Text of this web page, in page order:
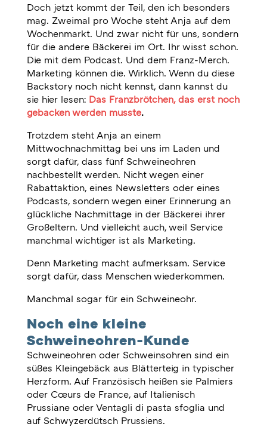
Doch jetzt kommt der Teil, den ich besonders
mag. Zweimal pro Woche steht Anja auf dem
Wochenmarkt. Und zwar nicht für uns, sondern
für die andere Bäckerei im Ort. Ihr wisst schon.
Die mit dem Podcast. Und dem Franz-Merch.
Marketing können die. Wirklich. Wenn du diese
Backstory noch nicht kennst, dann kannst du
sie hier lesen: Das Franzbrötchen, das erst noch
gebacken werden musste.
Trotzdem steht Anja an einem
Mittwochnachmittag bei uns im Laden und
sorgt dafür, dass fünf Schweineohren
nachbestellt werden. Nicht wegen einer
Rabattaktion, eines Newsletters oder eines
Podcasts, sondern wegen einer Erinnerung an
glückliche Nachmittage in der Bäckerei ihrer
Großeltern. Und vielleicht auch, weil Service
manchmal wichtiger ist als Marketing.
Denn Marketing macht aufmerksam. Service
sorgt dafür, dass Menschen wiederkommen.
Manchmal sogar für ein Schweineohr.
Noch eine kleine
Schweineohren-Kunde
Schweineohren oder Schweinsohren sind ein
süßes Kleingebäck aus Blätterteig in typischer
Herzform. Auf Französisch heißen sie Palmiers
oder Cœurs de France, auf Italienisch
Prussiane oder Ventagli di pasta sfoglia und
auf Schwyzerdütsch Prussiens.